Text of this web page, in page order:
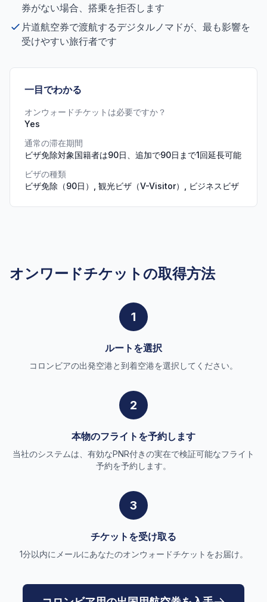
券がない場合、搭乗を拒否します
片道航空券で渡航するデジタルノマドが、最も影響を
受けやすい旅行者です
一目でわかる
オンウォードチケットは必要ですか？
Yes
通常の滞在期間
ビザ免除対象国籍者は90日、追加で90日まで1回延長可能
ビザの種類
ビザ免除（90日）, 観光ビザ（V-Visitor）, ビジネスビザ
オンワードチケットの取得方法
1
ルートを選択
コロンビアの出発空港と到着空港を選択してください。
2
本物のフライトを予約します
当社のシステムは、有効なPNR付きの実在で検証可能なフライト
予約を予約します。
3
チケットを受け取る
1分以内にメールにあなたのオンウォードチケットをお届け。